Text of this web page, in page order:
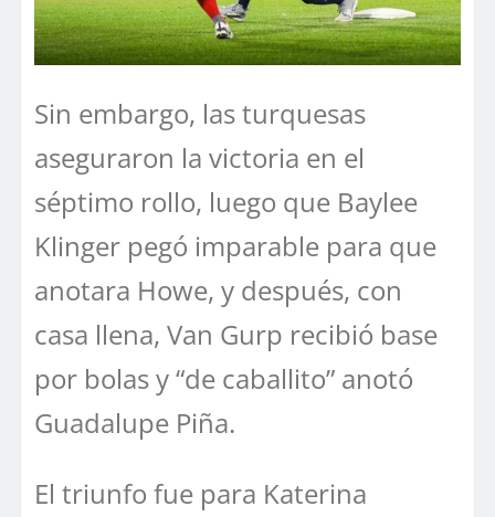
Sin embargo, las turquesas
aseguraron la victoria en el
séptimo rollo, luego que Baylee
Klinger pegó imparable para que
anotara Howe, y después, con
casa llena, Van Gurp recibió base
por bolas y “de caballito” anotó
Guadalupe Piña.
El triunfo fue para Katerina